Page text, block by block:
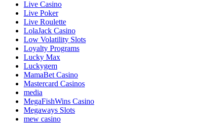
Live Casino
Live Poker
Live Roulette
LolaJack Casino
Low Volatility Slots
Loyalty Programs
Lucky Max
Luckygem
MamaBet Casino
Mastercard Casinos
media
MegaFishWins Casino
Megaways Slots
mew casino